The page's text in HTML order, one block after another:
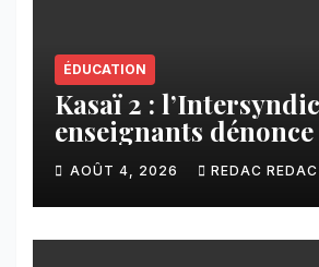
ÉDUCATION
Kasaï 2 :
enseignants
contribution
imposée aux écoles de
CNCA
AOÛT 4, 2026 REDAC REDAC